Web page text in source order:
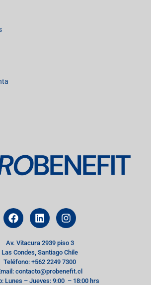
Av. Vitacura 2939 piso 3
Las Condes, Santiago Chile
Teléfono: +562 2249 7300
contacto@probenefit.cl
Lunes – Jueves: 9:00 – 18:00 hrs